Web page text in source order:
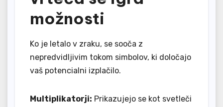
možnosti
Ko je letalo v zraku, se sooča z
nepredvidljivim tokom simbolov, ki določajo
vaš potencialni izplačilo.
Multiplikatorji: Prikazujejo se kot svetleči